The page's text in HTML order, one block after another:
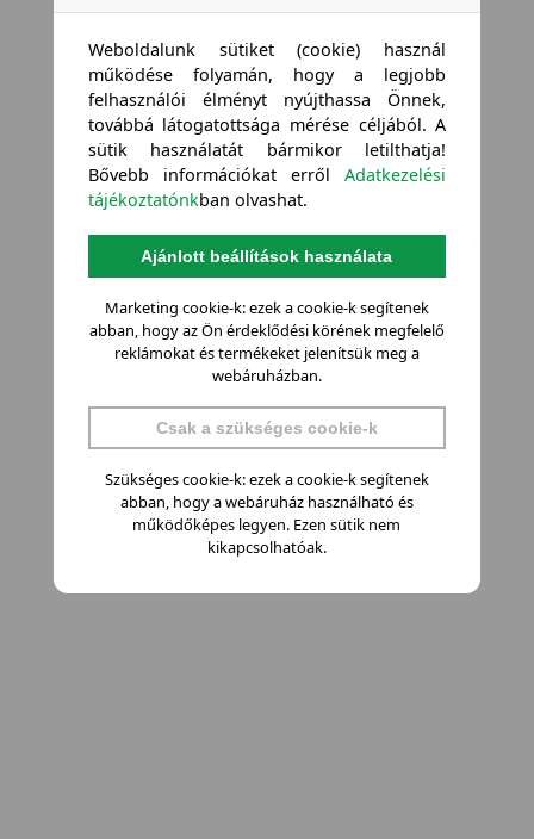
Weboldalunk sütiket (cookie) használ
működése folyamán, hogy a legjobb
felhasználói élményt nyújthassa Önnek,
továbbá látogatottsága mérése céljából. A
sütik használatát bármikor letilthatja!
Bővebb információkat errőlAdatkezelési
tájékoztatónkban olvashat.
Ajánlott beállítások használata
Marketing cookie-k: ezek a cookie-k segítenek
abban, hogy az Ön érdeklődési körének megfelelő
reklámokat és termékeket jelenítsük meg a
webáruházban.
Csak a szükséges cookie-k
Szükséges cookie-k: ezek a cookie-k segítenek
abban, hogy a webáruház használható és
működőképes legyen. Ezen sütik nem
kikapcsolhatóak.